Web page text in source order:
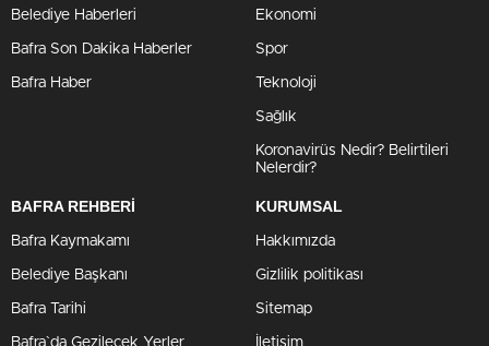
Belediye Haberleri
Bafra Son Dakika Haberler
Bafra Haber
Ekonomi
Spor
Teknoloji
Sağlık
Koronavirüs Nedir? Belirtileri
Nelerdir?
BAFRA REHBERİ
Bafra Kaymakamı
Belediye Başkanı
Bafra Tarihi
Bafra`da Gezilecek Yerler
KURUMSAL
Hakkımızda
Gizlilik politikası
Sitemap
İletişim